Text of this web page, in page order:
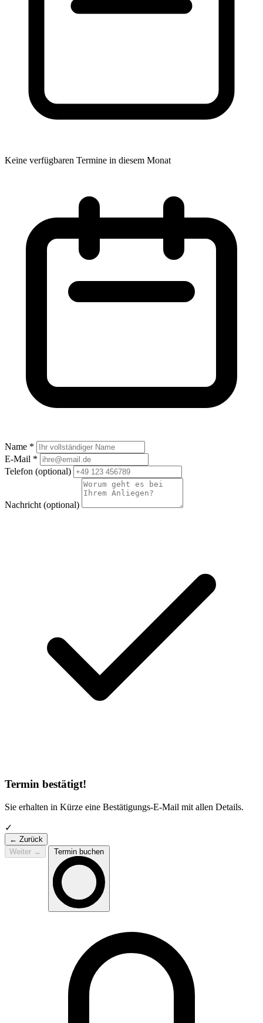
Keine verfügbaren Termine in diesem Monat
Name *
E-Mail *
Telefon (optional)
Nachricht (optional)
Termin bestätigt!
Sie erhalten in Kürze eine Bestätigungs-E-Mail mit allen Details.
✓
← Zurück
Weiter → Termin buchen